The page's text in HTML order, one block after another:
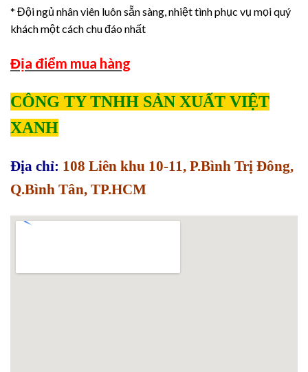
* Đội ngủ nhân viên luôn sẵn sàng, nhiệt tình phục vụ mọi quý
khách một cách chu đáo nhất
Địa điểm mua hàng
CÔNG TY TNHH SẢN XUẤT VIỆT
XANH
Địa chỉ: 108 Liên khu 10-11, P.Bình Trị Đông,
Q.Bình Tân, TP.HCM